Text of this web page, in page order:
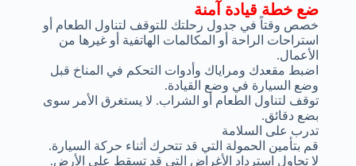
ضع خطة قيادة آمنة
خصص وقتاً في جدول رحلتك للتوقف لتناول الطعام أو
استراحات الراحة أو المكالمات الهاتفية أو غيرها من
الأعمال.
اضبط مقعدك ومراياك وأدوات التحكم في المناخ قبل
وضع السيارة في وضع القيادة.
توقف لتناول الطعام أو الشراب. لا يستغرق الأمر سوى
بضع دقائق.
تدرب على السلامة
قم بتأمين الحمولة التي قد تتحرك أثناء حركة السيارة.
لا تحاول استرداد الأغراض التي قد تسقط على الأرض.